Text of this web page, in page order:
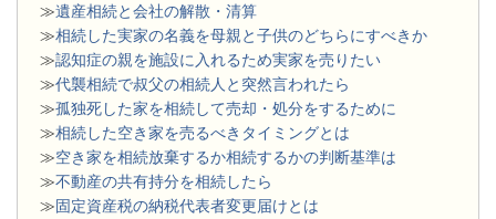
≫遺産相続と会社の解散・清算
≫相続した実家の名義を母親と子供のどちらにすべきか
≫認知症の親を施設に入れるため実家を売りたい
≫代襲相続で叔父の相続人と突然言われたら
≫孤独死した家を相続して売却・処分をするために
≫相続した空き家を売るべきタイミングとは
≫空き家を相続放棄するか相続するかの判断基準は
≫不動産の共有持分を相続したら
≫固定資産税の納税代表者変更届けとは